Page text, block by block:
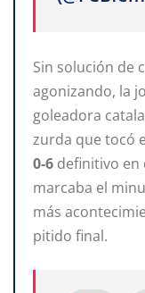
Sin solución de
agonizando, la
goleadora
zurda que tocó
0-6 definitivo en
marcaba el
más
pitido final.